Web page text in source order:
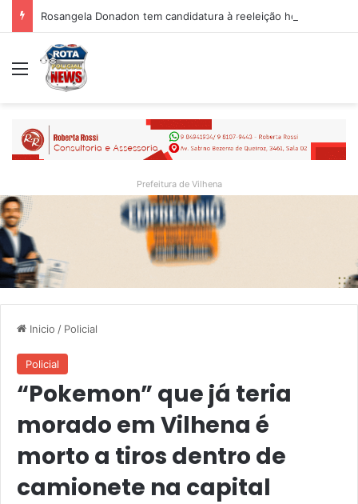
Menu
Prefeitura de Vilhena
Inicio / Policial
Policial
“Pokemon” que já teria
morado em Vilhena é
morto a tiros dentro de
camionete na capital